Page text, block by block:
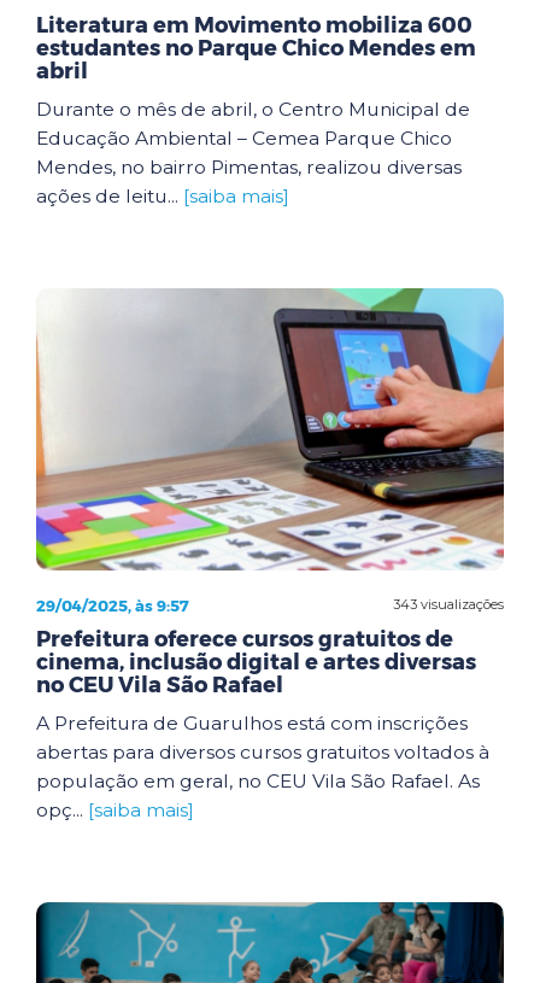
Literatura em Movimento mobiliza 600
estudantes no Parque Chico Mendes em
abril
Durante o mês de abril, o Centro Municipal de
Educação Ambiental – Cemea Parque Chico
Mendes, no bairro Pimentas, realizou diversas
ações de leitu... [saiba mais]
343 visualizações
29/04/2025, às 9:57
Prefeitura oferece cursos gratuitos de
cinema, inclusão digital e artes diversas
no CEU Vila São Rafael
A Prefeitura de Guarulhos está com inscrições
abertas para diversos cursos gratuitos voltados à
população em geral, no CEU Vila São Rafael. As
opç... [saiba mais]